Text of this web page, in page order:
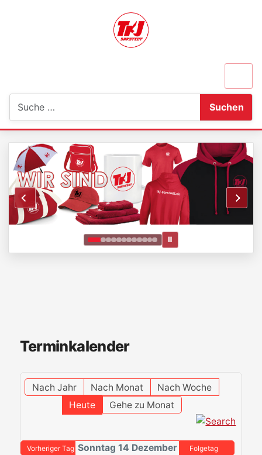
Suchen
Ⅱ
Terminkalender
Nach Jahr Nach Monat
Nach Woche
Heute
Gehe zu Monat
Vorheriger Tag Sonntag 14 Dezember
Folgetag